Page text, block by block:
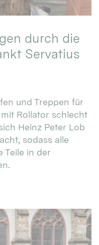
durch die
Servatius
und Treppen für
Rollator schlecht
Heinz Peter Lob
sodass alle
Teile in der